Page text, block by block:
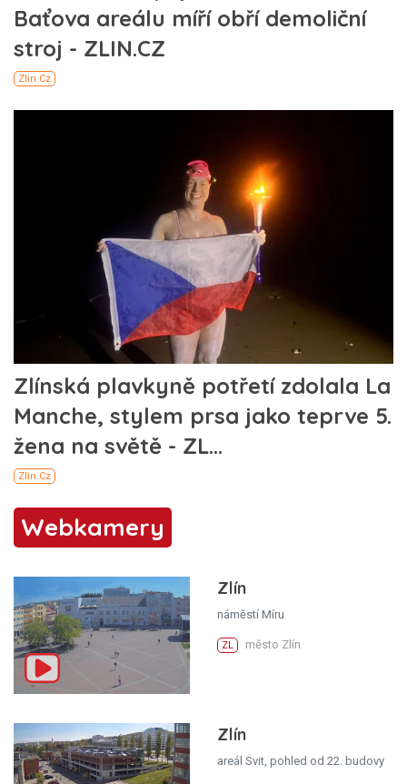
Webkamery
Zlín
náměstí Míru
ZL město Zlín
Zlín
areál Svit, pohled od 22. budovy